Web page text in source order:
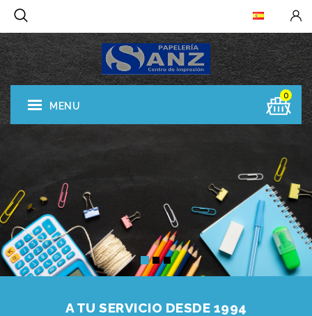
MENU
0
A TU SERVICIO DESDE 1994